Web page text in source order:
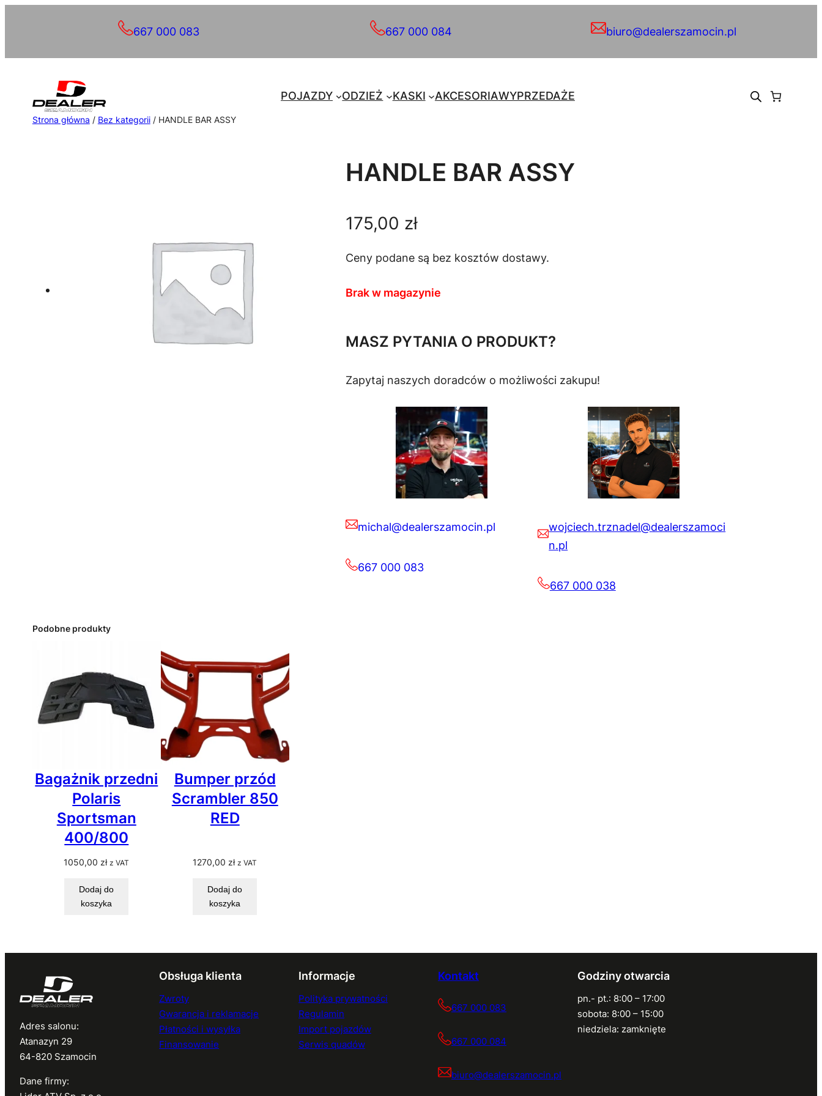
667 000 083 667 000 084 biuro@dealerszamocin.pl
POJAZDY ODZIEŻ KASKI AKCESORIAWYPRZEDAŻE
Strona główna / Bez kategorii/ HANDLE BAR ASSY
HANDLE BAR ASSY
175,00 zł
Ceny podane są bez kosztów dostawy.
Brak w magazynie
MASZ PYTANIA O PRODUKT?
Zapytaj naszych doradców o możliwości zakupu!
michal@dealerszamocin.pl
667 000 083
wojciech.trznadel@dealerszamoci
n.pl
667 000 038
Podobne produkty
Bagażnik przedni
Polaris
Sportsman
400/800
1050,00 zł z VAT
Dodaj do
koszyka
Bumper przód
Scrambler 850
RED
1270,00 zł z VAT
Dodaj do
koszyka
Adres salonu:
Atanazyn 29
64-820 Szamocin
Dane firmy:
Obsługa klienta
Zwroty
Gwarancja i reklamacje
Płatności i wysyłka
Finansowanie
Informacje
Polityka prywatności
Regulamin
Import pojazdów
Serwis quadów
Kontakt
667 000 083
667 000 084
biuro@dealerszamocin.pl
Godziny otwarcia
pn.- pt.: 8:00 – 17:00
sobota: 8:00 – 15:00
niedziela: zamknięte